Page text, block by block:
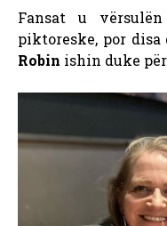
Fansat u
piktoreske, por
Robin ishin duke